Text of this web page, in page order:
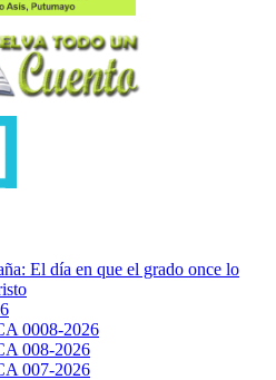
El día en que el grado once lo
0008-2026
008-2026
007-2026